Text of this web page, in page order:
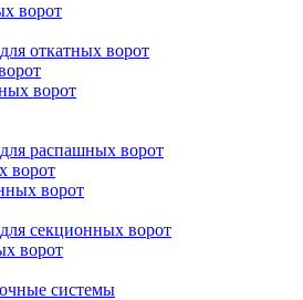
ворот
откатных ворот
ворот
распашных ворот
ворот
ворот
секционных ворот
ворот
системы